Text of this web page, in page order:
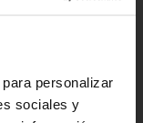
personalizar
sociales y
cigarrillos
de larga data
diseñar el cigarrillo